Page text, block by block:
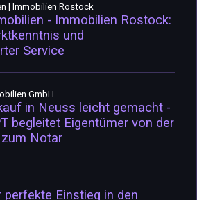
| Immobilien Rostock
- Immobilien Rostock:
und
Service
GmbH
in Neuss leicht gemacht -
begleitet Eigentümer von der
Notar
perfekte Einstieg in den